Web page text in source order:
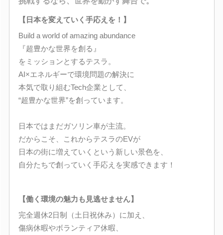
【日本を変えていく手応えを！】
Build a world of amazing abundance
『超豊かな世界を創る』
をミッションとするテスラ。
AI×エネルギーで環境問題の解決に
本気で取り組むTech企業として、
“超豊かな世界”を創っています。
日本ではまだガソリン車が主流。
だからこそ、これからテスラのEVが
日本の街に増えていくという新しい景色を、
自分たちで創っていく手応えを実感できます！
【働く環境の魅力も見逃せません】
完全週休2日制（土日祝休み）に加え、
傷病休暇やボランティア休暇、